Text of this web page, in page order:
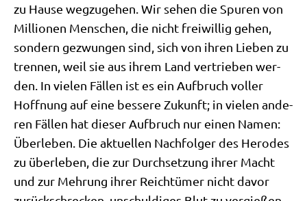
zu Hau­se weg­zu­ge­hen. Wir sehen die Spu­ren von
Mil­lio­nen Men­schen, die nicht frei­wil­lig gehen,
son­dern gezwun­gen sind, sich von ihren Lie­ben zu
tren­nen, weil sie aus ihrem Land ver­trie­ben wer­
den. In vie­len Fäl­len ist es ein Auf­bruch vol­ler
Hoff­nung auf eine bes­se­re Zukunft; in vie­len ande­
ren Fäl­len hat die­ser Auf­bruch nur einen Namen:
Über­le­ben. Die aktu­el­len Nach­fol­ger des Hero­des
zu über­le­ben, die zur Durch­set­zung ihrer Macht
und zur Meh­rung ihrer Reich­tü­mer nicht davor